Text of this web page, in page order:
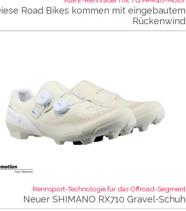
Road Bikes kommen mit eingebautem
Rückenwind
Rennsport-Technologie für das Offroad-Segment:
Neuer SHIMANO RX710 Gravel-Schuh